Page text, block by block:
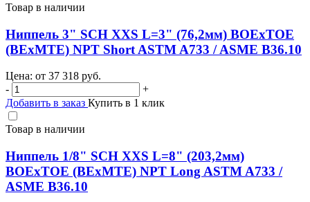
Товар в наличии
Ниппель 3" SCH XXS L=3" (76,2мм) BOEхTOE
(BEхMTE) NPT Short ASTM A733 / ASME B36.10
Цена: от 37 318 руб.
-
+
Добавить в заказ Купить в 1 клик
Товар в наличии
Ниппель 1/8" SCH XXS L=8" (203,2мм)
BOEхTOE (BEхMTE) NPT Long ASTM A733 /
ASME B36.10